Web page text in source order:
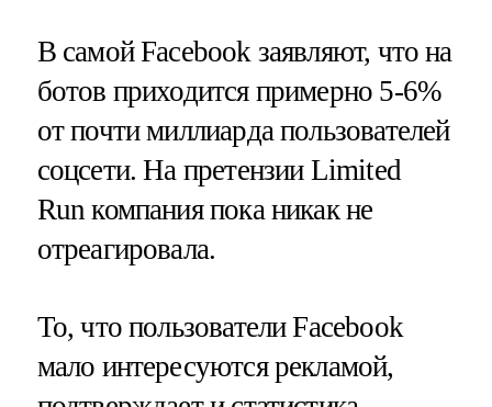
В самой Facebook заявляют, что на
ботов приходится примерно 5-6%
от почти миллиарда пользователей
соцсети. На претензии Limited
Run компания пока никак не
отреагировала.
То, что пользователи Facebook
мало интересуются рекламой,